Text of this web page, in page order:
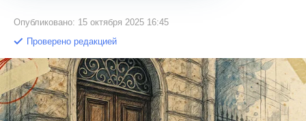
Опубликовано: 15 октября 2025 16:45
Проверено редакцией